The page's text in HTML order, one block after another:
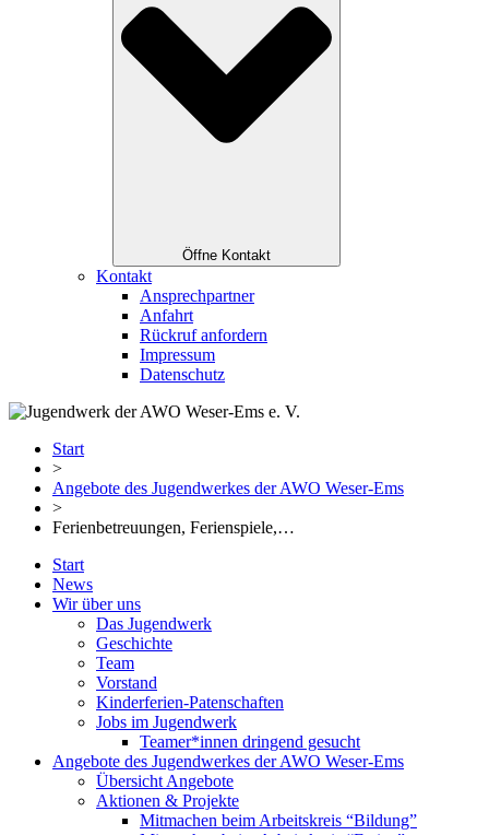
Öffne Kontakt
Kontakt
Ansprechpartner
Anfahrt
Rückruf anfordern
Impressum
Datenschutz
Start
>
Angebote des Jugendwerkes der AWO Weser-Ems
>
Ferienbetreuungen, Ferienspiele,…
Start
News
Wir über uns
Das Jugendwerk
Geschichte
Team
Vorstand
Kinderferien-Patenschaften
Jobs im Jugendwerk
Teamer*innen dringend gesucht
Angebote des Jugendwerkes der AWO Weser-Ems
Übersicht Angebote
Aktionen & Projekte
Mitmachen beim Arbeitskreis “Bildung”